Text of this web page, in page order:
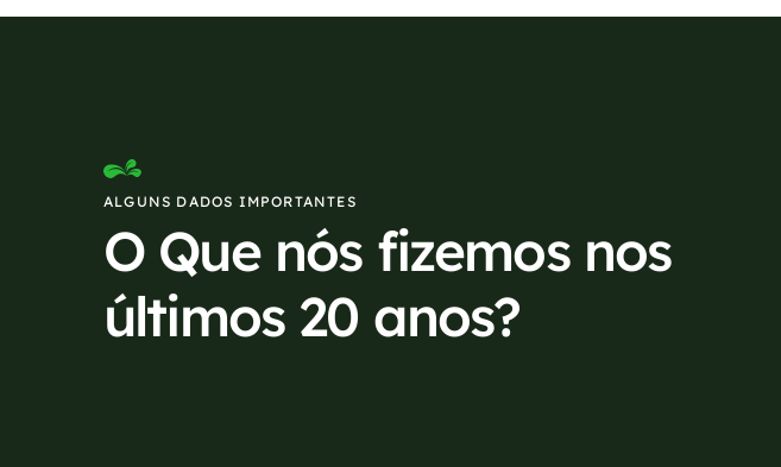
ALGUNS DADOS IMPORTANTES
O Que nós fizemos nos
últimos 20 anos?